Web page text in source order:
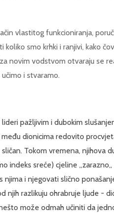
vlastitog funkcioniranja,
koliko smo krhki i ranjivi, kako
novim vodstvom otvaraju se
i stvaramo.
pažljivim i dubokim
dionicima redovito
Tokom vremena, njihova
indeks sreće) cjeline
njima i njegovati slično
njih razlikuju ohrabruje ljude -
može odmah učiniti da